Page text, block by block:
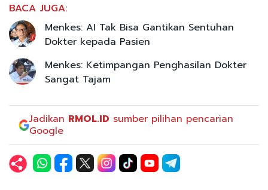
BACA JUGA:
Menkes: AI Tak Bisa Gantikan Sentuhan
Dokter kepada Pasien
Menkes: Ketimpangan Penghasilan Dokter
Sangat Tajam
Jadikan RMOL.ID sumber pilihan pencarian
Google